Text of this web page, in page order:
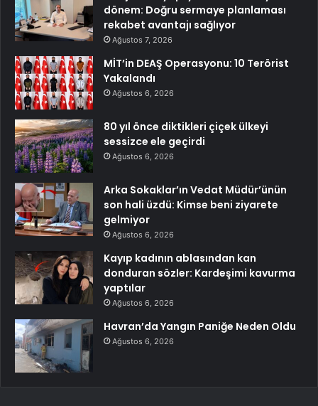
dönem: Doğru sermaye planlaması
rekabet avantajı sağlıyor
Ağustos 7, 2026
MİT’in DEAŞ Operasyonu: 10 Terörist
Yakalandı
Ağustos 6, 2026
80 yıl önce diktikleri çiçek ülkeyi
sessizce ele geçirdi
Ağustos 6, 2026
Arka Sokaklar’ın Vedat Müdür’ünün
son hali üzdü: Kimse beni ziyarete
gelmiyor
Ağustos 6, 2026
Kayıp kadının ablasından kan
donduran sözler: Kardeşimi kavurma
yaptılar
Ağustos 6, 2026
Havran’da Yangın Paniğe Neden Oldu
Ağustos 6, 2026